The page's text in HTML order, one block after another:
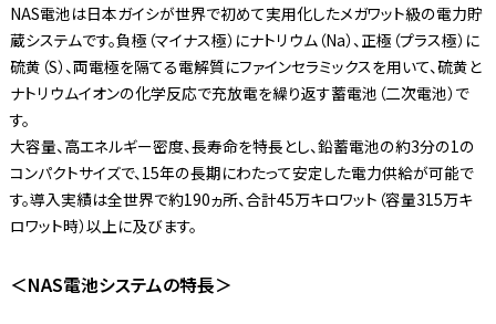
NAS電池は日本ガイシが世界で初めて実用化したメガワット級の電力貯
蔵システムです。負極（マイナス極）にナトリウム（Na）、正極（プラス極）に
硫黄（S）、両電極を隔てる電解質にファインセラミックスを用いて、硫黄と
ナトリウムイオンの化学反応で充放電を繰り返す蓄電池（二次電池）で
す。
大容量、高エネルギー密度、長寿命を特長とし、鉛蓄電池の約3分の1の
コンパクトサイズで、15年の長期にわたって安定した電力供給が可能で
す。導入実績は全世界で約190ヵ所、合計45万キロワット（容量315万キ
ロワット時）以上に及びます。
＜NAS電池システムの特長＞